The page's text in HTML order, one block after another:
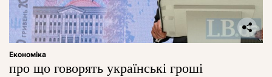
Економіка
про що говорять українські гроші